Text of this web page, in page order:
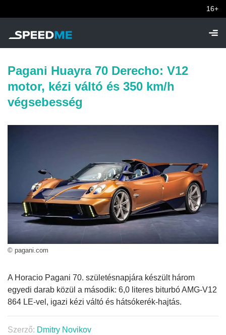
16+
Pagani Huayra 70 Derecho: V12
motor, kézi váltó és 350 km/h
végsebesség
© pagani.com
A Horacio Pagani 70. születésnapjára készült három
egyedi darab közül a második: 6,0 literes biturbó AMG-V12
864 LE-vel, igazi kézi váltó és hátsókerék-hajtás.
Szerző: Dmitry Novikov